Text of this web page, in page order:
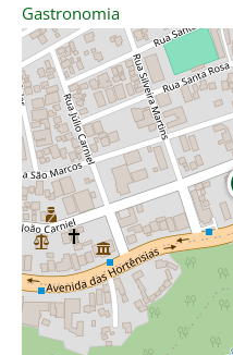
Gastronomia